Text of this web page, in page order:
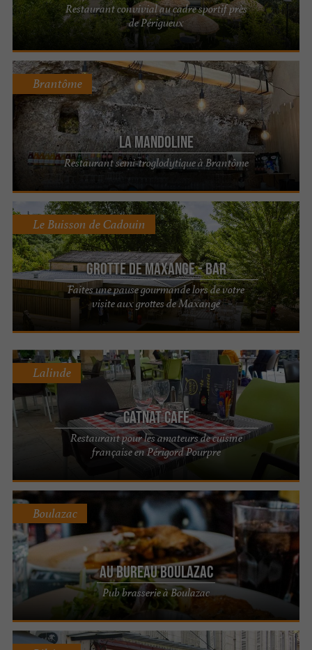
Restaurant convivial au cadre sportif près
de Périgueux
La Mandoline
Restaurant semi-troglodytique à Brantôme
Brantôme
Grotte de Maxange - Bar
Faites une pause gourmande lors de votre
visite aux grottes de Maxange
Le Buisson de Cadouin
Catnat Café
Restaurant pour les amateurs de cuisine
française en Périgord Pourpre
Lalinde
AU BUREAU Boulazac
Pub brasserie à Boulazac
Boulazac